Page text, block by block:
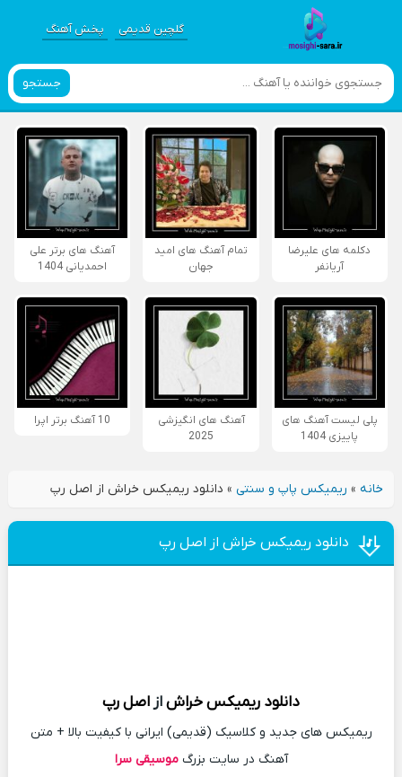
گلچین قدیمی پخش آهنگ
جستجو
دکلمه های علیرضا
آریانفر
تمام آهنگ های امید
جهان
آهنگ های برتر علی
احمدیانی 1404
پلی لیست آهنگ های
پاییزی 1404
آهنگ های انگیزشی
2025
10 آهنگ برتر اپرا
خانه» ریمیکس پاپ و سنتی» دانلود ریمیکس خراش از اصل رپ
دانلود ریمیکس خراش از اصل رپ
دانلود ریمیکسخراشازاصل رپ
ریمیکس های جدید و کلاسیک (قدیمی) ایرانی با کیفیت بالا + متن
آهنگ در سایت بزرگموسیقی سرا